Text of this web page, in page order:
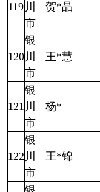
119 川
市
贺*晶
120
银
川
市
王*慧
121
银
川
市
杨*
122
银
川
市
王*锦